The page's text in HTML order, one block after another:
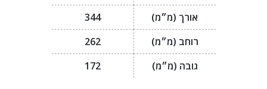
אורך (מ״מ)
344
רוחב (מ״מ)
262
גובה (מ״מ)
172